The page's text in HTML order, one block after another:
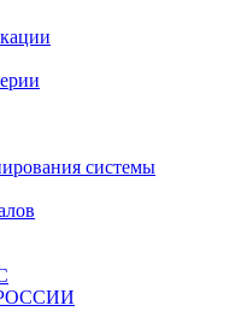
системы